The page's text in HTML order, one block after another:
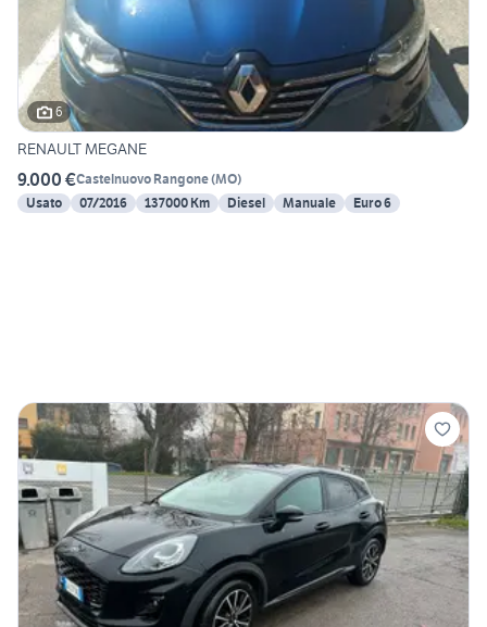
6
RENAULT MEGANE
9.000 €Castelnuovo Rangone(MO)
Usato
07/2016 137000 Km Diesel Manuale Euro 6